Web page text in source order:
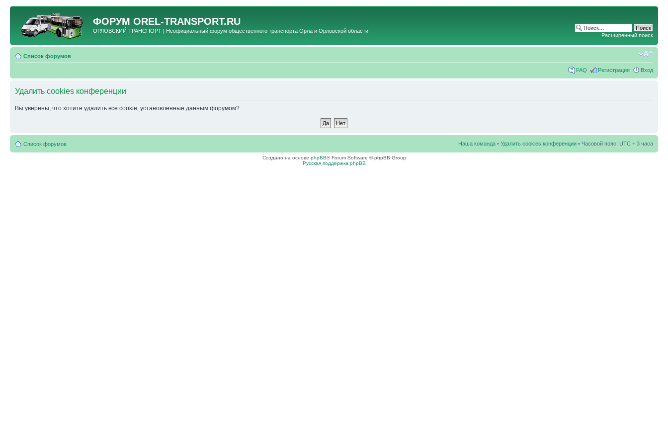
ФОРУМ OREL-TRANSPORT.RU
ОРЛОВСКИЙ ТРАНСПОРТ | Неофициальный форум общественного транспорта Орла и Орловской области
Расширенный поиск
Список форумов
FAQ Регистрация Вход
Удалить cookies конференции
Вы уверены, что хотите удалить все cookie, установленные данным форумом?
Список форумов Наша команда • Удалить cookies конференции • Часовой пояс: UTC + 3 часа
Создано на основе phpBB® Forum Software © phpBB Group
Русская поддержка phpBB